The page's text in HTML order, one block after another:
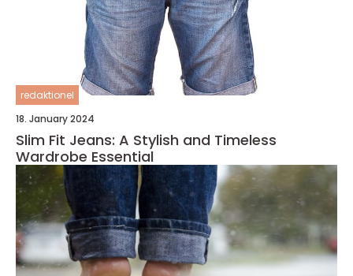
redaktionel
18. January 2024
Slim Fit Jeans: A Stylish and Timeless
Wardrobe Essential